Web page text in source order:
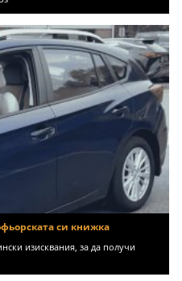
си книжка
изисквания, за да получи